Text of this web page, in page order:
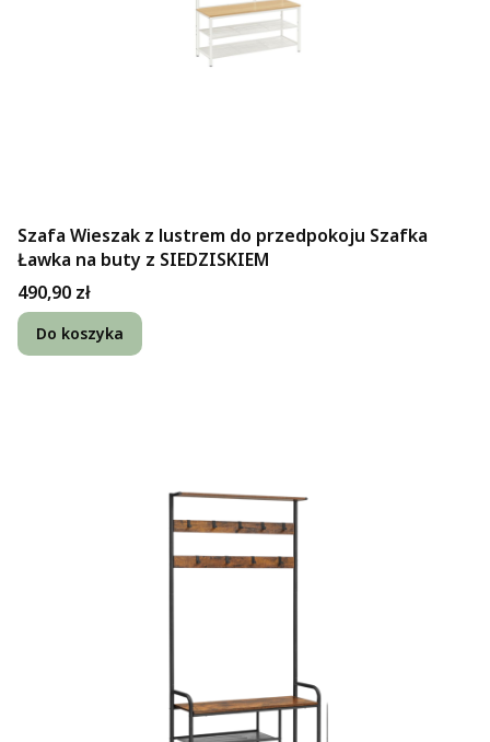
Szafa Wieszak z lustrem do przedpokoju Szafka
Ławka na buty z SIEDZISKIEM
Cena
490,90 zł
Do koszyka